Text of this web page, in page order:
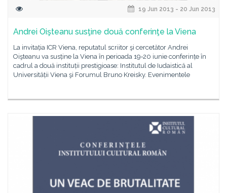
19 Jun 2013 - 20 Jun 2013
Andrei Oişteanu susţine două conferinţe la Viena
La invitația ICR Viena, reputatul scriitor şi cercetător Andrei
Oişteanu va susține la Viena în perioada 19‐20 iunie conferințe în
cadrul a două instituții prestigioase: Institutul de Iudaistică al
Universității Viena şi Forumul Bruno Kreisky. Evenimentele